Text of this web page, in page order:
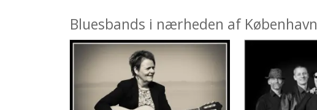
Bluesbands i nærheden af København